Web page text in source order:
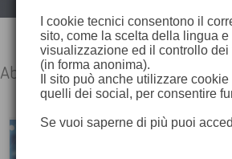
Abbonamento al servizio HxGN
I cookie tecnici consentono il
sito, come la scelta della lingua
visualizzazione ed il controllo
(in forma anonima).
Il sito può anche utilizzare
quelli dei social, per consentire
Se vuoi saperne di più puoi